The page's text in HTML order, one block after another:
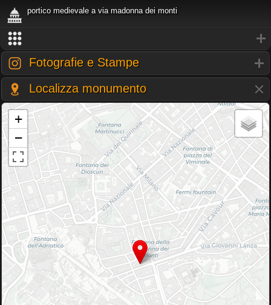
portico medievale a via madonna dei monti
Fotografie e Stampe
Localizza monumento
+
−